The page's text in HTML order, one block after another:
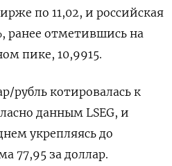
по 11,02, и российская
ранее отметившись на
пике, 10,9915.
рубль котировалась к
данным LSEG, и
укрепляясь до
77,95 за доллар.